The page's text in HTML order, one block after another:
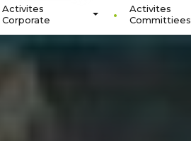
Activites
Corporate
Activites
Committiees